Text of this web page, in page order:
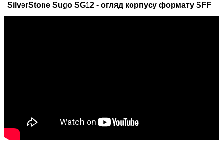
SilverStone Sugo SG12 - огляд корпусу формату SFF